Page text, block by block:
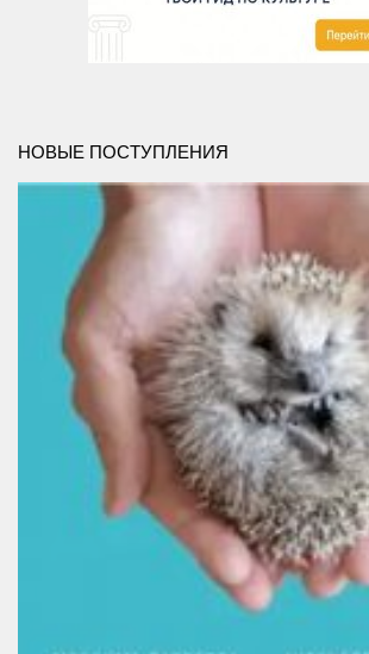
Сосновская сельская библиотека
Тальменская сельская библиотека
Тулинская сельская библиотека
Ургунская сельская библиотека
Усть-Чемская сельская
Чернореченская сельская
Сельская библиотека д. Шадрино
Шибковская сельская библиотека
Межпоселенческая библиотека
Информационно-библиографический
Методический отдел
Отдел информационных технологий и
консультационной работы
НОВЫЕ ПОСТУПЛЕНИЯ